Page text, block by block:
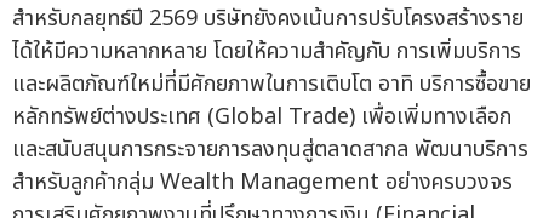
สำหรับกลยุทธ์ปี 2569 บริษัทยังคงเน้นการปรับโครงสร้างราย
ได้ให้มีความหลากหลาย โดยให้ความสำคัญกับ การเพิ่มบริการ
และผลิตภัณฑ์ใหม่ที่มีศักยภาพในการเติบโต อาทิ บริการซื้อขาย
หลักทรัพย์ต่างประเทศ (Global Trade) เพื่อเพิ่มทางเลือก
และสนับสนุนการกระจายการลงทุนสู่ตลาดสากล พัฒนาบริการ
สำหรับลูกค้ากลุ่ม Wealth Management อย่างครบวงจร